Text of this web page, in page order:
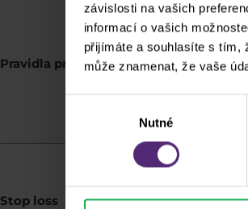
závislosti na vašich
informací o vašich
přijímáte a souhlasíte s tím,
může znamenat, že vaše
Nutné
Pravidla pro vstup
Klesající
pullbacku,
Rostoucí
pullbacku kdy
Stop loss
SL je nad high